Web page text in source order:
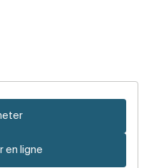
en ligne